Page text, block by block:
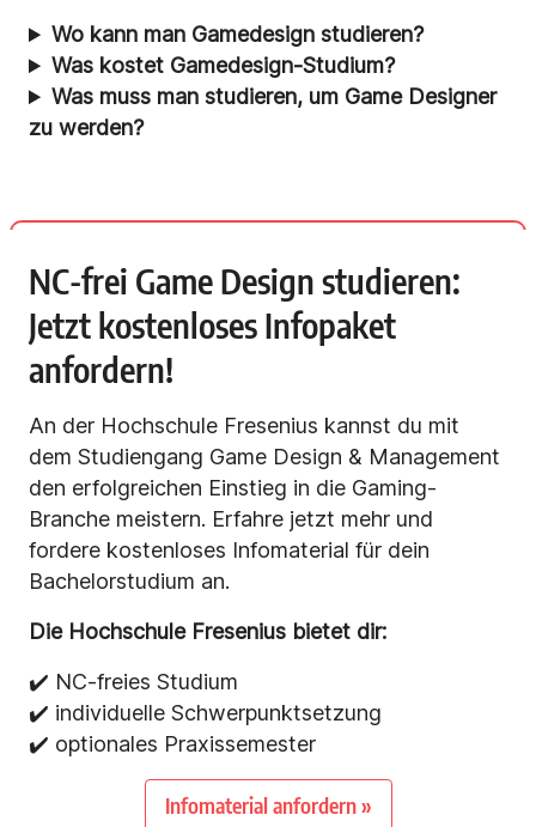
Wo kann man Gamedesign studieren?
Was kostet Gamedesign-Studium?
Was muss man studieren, um Game Designer
zu werden?
NC-frei Game Design studieren:
Jetzt kostenloses Infopaket
anfordern!
An der Hochschule Fresenius kannst du mit
dem Studiengang Game Design & Management
den erfolgreichen Einstieg in die Gaming-
Branche meistern. Erfahre jetzt mehr und
fordere kostenloses Infomaterial für dein
Bachelorstudium an.
Die Hochschule Fresenius bietet dir:
✔️ NC-freies Studium
✔️ individuelle Schwerpunktsetzung
✔️ optionales Praxissemester
Infomaterial anfordern »